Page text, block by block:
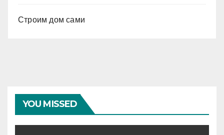
Строим дом сами
YOU MISSED